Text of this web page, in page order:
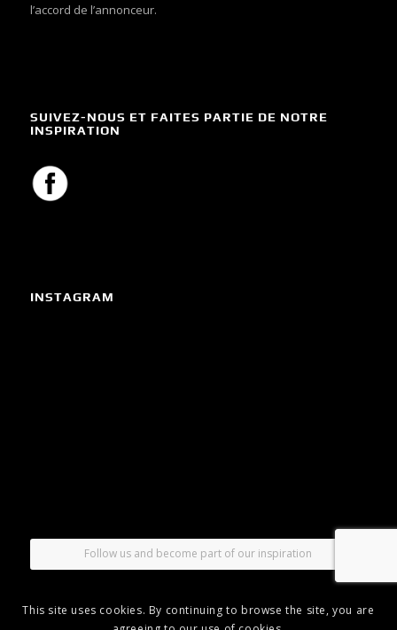
l’accord de l’annonceur.
SUIVEZ-NOUS ET FAITES PARTIE DE NOTRE
INSPIRATION
INSTAGRAM
Follow us and become part of our inspiration
This site uses cookies. By continuing to browse the site, you are